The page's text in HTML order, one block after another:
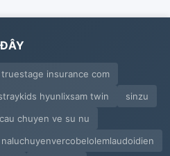
insurance com
hyunlixsam twin
sinzu
chuyen ve su nu
naluchuyenvercobelolemlaudoidien